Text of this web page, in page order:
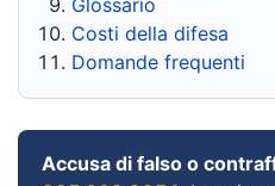
Costi della difesa
Domande frequenti
Accusa di falso o